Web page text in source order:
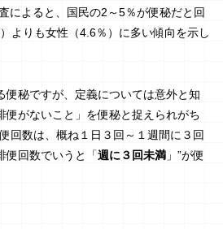
プとその原因
によると、国民の2～5％が便秘だと回
よりも女性（4.6％）に多い傾向を示し
便秘ですが、定義については意外と知
便がないこと」を便秘と捉えられがち
回数は、概ね１日３回～１週間に３回
便回数でいうと「週に３回未満 」”が便